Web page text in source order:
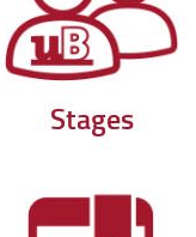
Stages